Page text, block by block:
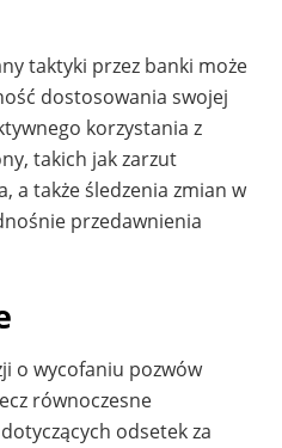
taktyki przez banki może
dostosowania swojej
korzystania z
takich jak zarzut
a także śledzenia zmian w
przedawnienia
o wycofaniu pozwów
równoczesne
odsetek za